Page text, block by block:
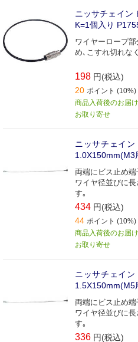
ニッサチェイン
K=1個入り
ワイヤーロープ
め､こすれ切れな
198 円(税込)
20 ポイント (10%)
商品入荷後のお届
お取り寄せ
ニッサチェイ
1.0X150mm(M3
両端にビス止め
ワイヤ径並びに
す｡
434 円(税込)
44 ポイント (10%)
商品入荷後のお届
お取り寄せ
ニッサチェイ
1.5X150mm(M5
両端にビス止め
ワイヤ径並びに
す｡
336 円(税込)